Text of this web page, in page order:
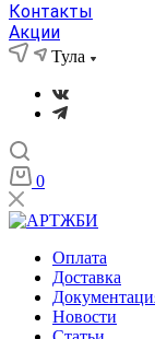
Контакты
Акции
Тула
0
Оплата
Доставка
Новости